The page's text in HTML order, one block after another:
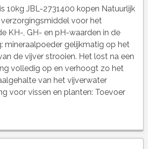
10kg JBL-2731400 kopen Natuurlijk
voor het
KH-, GH- en pH-waarden in de
mineraalpoeder gelijkmatig op het
de vijver strooien. Het lost na een
volledig op en verhoogt zo het
van het vijverwater
voor vissen en planten: Toevoer